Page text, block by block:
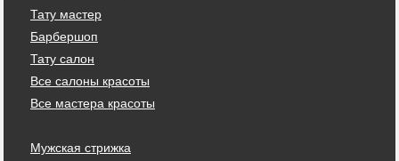
Тату мастер
Барбершоп
Тату салон
Все салоны красоты
Все мастера красоты
Мужская стрижка